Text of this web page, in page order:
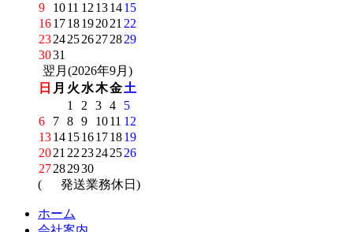
9
1011 12 131415
161718192021 22
23242526272829
3031
翌月(2026年9月)
日 月 火 水木金土
1
2 3 4
5
6
7 8 9 1011 12
13141516171819
2021 22 23242526
27282930
(
発送業務休日)
ホーム